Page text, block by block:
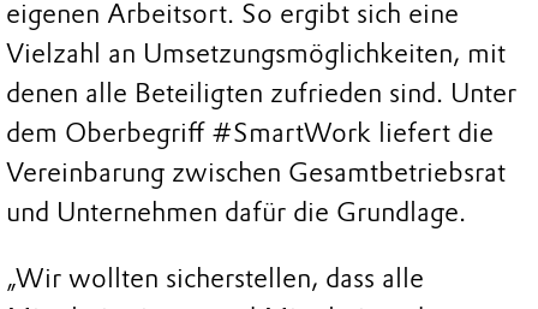
eigenen Arbeitsort. So ergibt sich eine
Vielzahl an Umsetzungsmöglichkeiten, mit
denen alle Beteiligten zufrieden sind. Unter
dem Oberbegriff #SmartWork liefert die
Vereinbarung zwischen Gesamtbetriebsrat
und Unternehmen dafür die Grundlage.
„Wir wollten sicherstellen, dass alle